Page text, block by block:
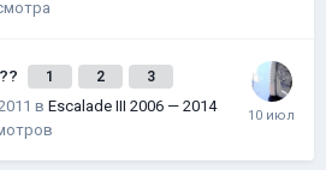
1 2 3
в Escalade III 2006 — 2014